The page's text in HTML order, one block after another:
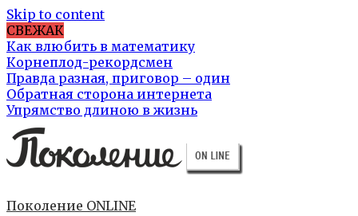
Skip to content
СВЕЖАК
Как влюбить в математику
Корнеплод-рекордсмен
Правда разная, приговор – один
Обратная сторона интернета
Упрямство длиною в жизнь
Поколение ONLINE